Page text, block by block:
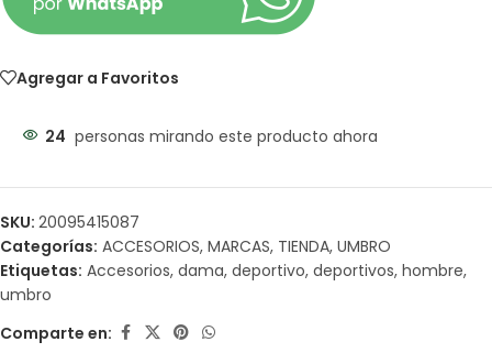
Agregar a Favoritos
24 personas mirando este producto ahora
SKU: 20095415087
Categorías: ACCESORIOS, MARCAS, TIENDA, UMBRO
Etiquetas: Accesorios, dama, deportivo, deportivos, hombre,
umbro
Comparte en: